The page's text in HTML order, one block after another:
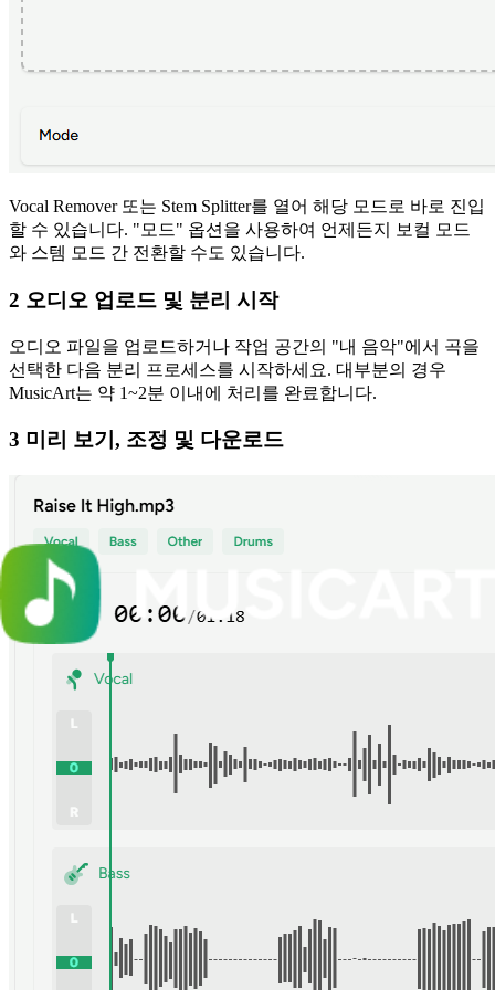
Vocal Remover 또는 Stem Splitter를 열어 해당 모드로 바로 진입
할 수 있습니다. "모드" 옵션을 사용하여 언제든지 보컬 모드
와 스템 모드 간 전환할 수도 있습니다.
2 오디오 업로드 및 분리 시작
오디오 파일을 업로드하거나 작업 공간의 "내 음악"에서 곡을
선택한 다음 분리 프로세스를 시작하세요. 대부분의 경우
MusicArt는 약 1~2분 이내에 처리를 완료합니다.
3 미리 보기, 조정 및 다운로드